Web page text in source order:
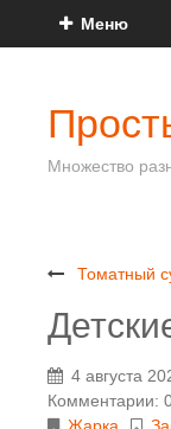
Меню
Множество
Томатный
4 августа
Комментарии: